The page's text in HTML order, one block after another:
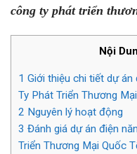
công ty phát triển
Nội
1 Giới thiệu chi tiết dự
Ty Phát Triển Thương
2 Nguyên lý hoạt động
3 Đánh giá dự án điện
Triển Thương Mại Quốc